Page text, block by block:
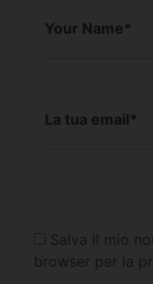
Your Name*
La tua email*
Salva il mio
browser per la